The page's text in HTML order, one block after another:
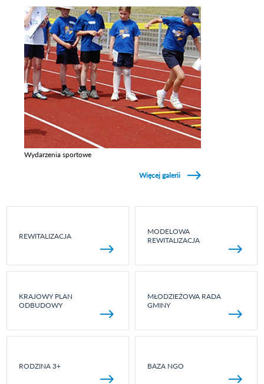
Wydarzenia sportowe
Więcej galerii
REWITALIZACJA
MODELOWA
REWITALIZACJA
KRAJOWY PLAN
ODBUDOWY
MŁODZIEŻOWA RADA
GMINY
RODZINA 3+ BAZA NGO